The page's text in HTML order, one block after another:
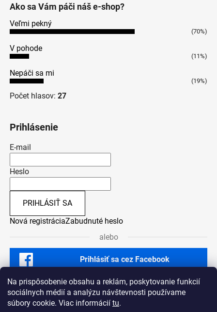
Na prispôsobenie obsahu a reklám, poskytovanie funkcií
sociálnych médií a analýzu návštevnosti používame
súbory cookie. Viac informácií tu.
Ako sa Vám páči náš e-shop?
Veľmi pekný
(70%)
V pohode
(11%)
Nepáči sa mi
(19%)
Počet hlasov: 27
Prihlásenie
E-mail
Heslo
PRIHLÁSIŤ SA
Nová registráciaZabudnuté heslo
alebo
Prihlásiť sa cez Facebook